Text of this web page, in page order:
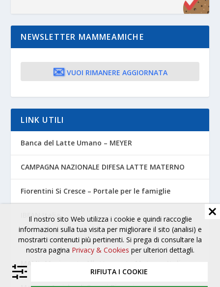
NEWSLETTER MAMMEAMICHE
✉️ VUOI RIMANERE AGGIORNATA
LINK UTILI
Banca del Latte Umano – MEYER
CAMPAGNA NAZIONALE DIFESA LATTE MATERNO
Fiorentini Si Cresce – Portale per le famiglie
IBFAN Italia
La Leche League Italia
MAMI- Movimento Allattamento Materno Italiano
Il nostro sito Web utilizza i cookie e quindi raccoglie
informazioni sulla tua visita per migliorare il sito (analisi) e
mostrarti contenuti più pertinenti. Si prega di consultare la
nostra pagina Privacy & Cookies per ulteriori dettagli.
RIFIUTA I COOKIE